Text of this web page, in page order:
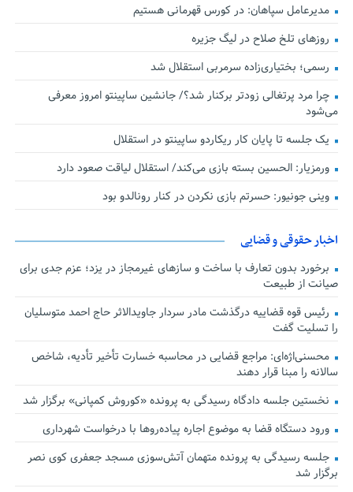
مدیرعامل سپاهان: در کورس قهرمانی هستیم
روزهای تلخ صلاح در لیگ جزیره
رسمی؛ بختیاری‌زاده سرمربی استقلال شد
چرا مرد پرتغالی زودتر برکنار شد؟/ جانشین ساپینتو امروز معرفی
می‌شود
یک جلسه تا پایان کار ریکاردو ساپینتو در استقلال
ورمزیار: الحسین بسته بازی می‌کند/ استقلال لیاقت صعود دارد
وینی جونیور: حسرتم بازی نکردن در کنار رونالدو بود
اخبار حقوقی و قضایی
برخورد بدون تعارف با ساخت‌ و سازهای غیرمجاز در یزد؛ عزم جدی برای
صیانت از طبیعت
رئیس قوه قضاییه درگذشت مادر سردار جاویدالاثر حاج احمد متوسلیان
را تسلیت گفت
محسنی‌اژه‌ای: مراجع قضایی در محاسبه خسارت تأخیر تأدیه، شاخص
سالانه را مبنا قرار دهند
نخستین جلسه دادگاه رسیدگی به پرونده «کوروش کمپانی» برگزار شد
ورود دستگاه قضا به موضوع اجاره پیاده‌روها با درخواست شهرداری
جلسه رسیدگی به پرونده متهمان آتش‌سوزی مسجد جعفری کوی نصر
برگزار شد